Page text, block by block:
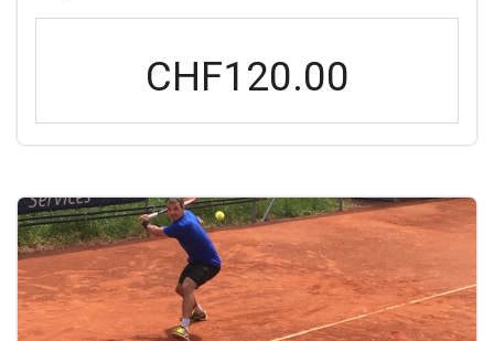
zur Unterstützung der Bewegung und zielt auf die
der bessere Generalist einen besseren Spezialisten macht.
Obwohl dies ein nicht sportspezifisches Programm ist,
wird es die allgemeine sportliche Leistungsfähigkeit
verbessern. Die Phasen des Programms bauen
Grundlage auf, um dann zunächst die funktionelle
Muskelmasse zu erhöhen, dann die Kraft und schließlich
die Power, schneller zu laufen, härter zu schlagen und
höher zu springen. Befolge dieses Programm, um in der
nächsten Saison ein besserer Athlet zu sein.
CHF120.00